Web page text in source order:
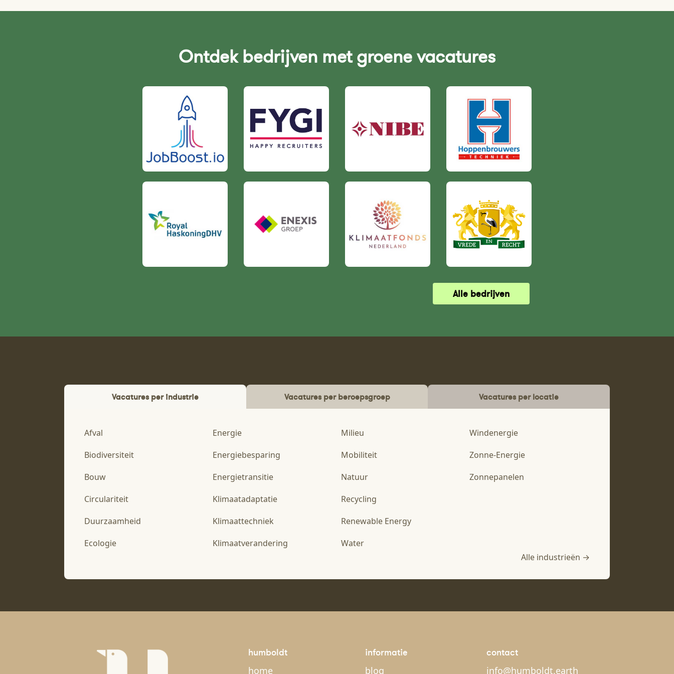
Ontdek bedrijven met groene vacatures
Alle bedrijven
Vacatures per industrie Vacatures per beroepsgroep Vacatures per locatie
Afval
Biodiversiteit
Bouw
Circulariteit
Duurzaamheid
Ecologie
Energie
Energiebesparing
Energietransitie
Klimaatadaptatie
Klimaattechniek
Klimaatverandering
Milieu
Mobiliteit
Natuur
Recycling
Renewable Energy
Water
Windenergie
Zonne-Energie
Zonnepanelen
Alle industrieën →
humboldt
home
informatie
blog
contact
info@humboldt.earth